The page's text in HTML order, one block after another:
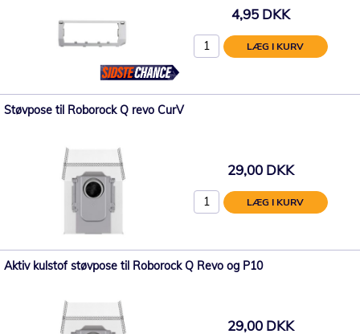
4,95 DKK
LÆG I KURV
Støvpose til Roborock Q revo CurV
29,00 DKK
LÆG I KURV
Aktiv kulstof støvpose til Roborock Q Revo og P10
29,00 DKK